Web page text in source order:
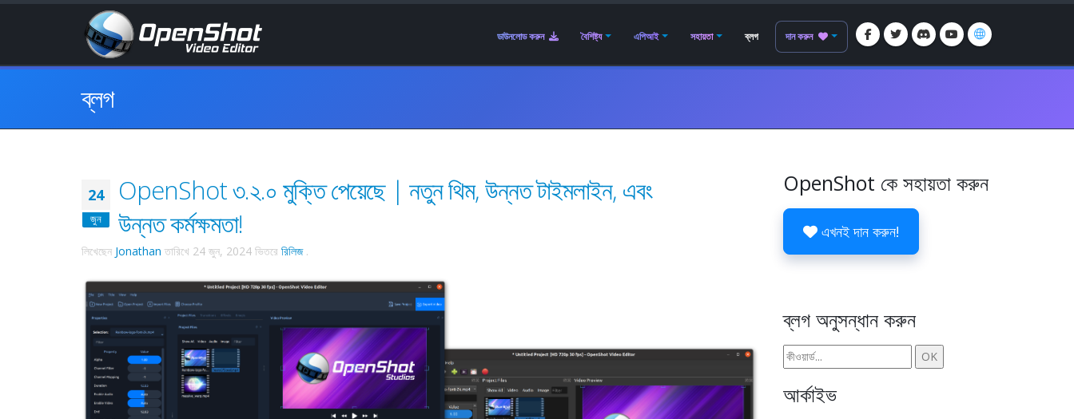
ডাউনলোড করুন বৈশিষ্ট্য এপিআই সহায়তা ব্লগ দান করুন
ব্লগ
24
জুন
OpenShot ৩.২.০ মুক্তি পেয়েছে | নতুন থিম, উন্নত টাইমলাইন, এবং
উন্নত কর্মক্ষমতা!
লিখেছেন Jonathan তারিখে 24 জুন, 2024 ভিতরে রিলিজ.
OpenShot কে সহায়তা করুন
এখনই দান করুন!
ব্লগ অনুসন্ধান করুন
আর্কাইভ